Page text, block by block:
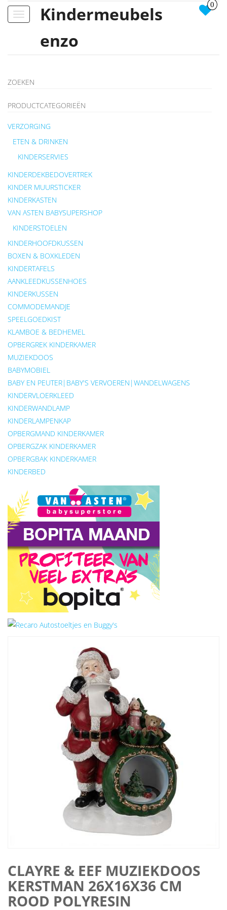
Toggle
Kindermeubels
enzo
0
ZOEKEN
PRODUCTCATEGORIEËN
VERZORGING
ETEN & DRINKEN
KINDERSERVIES
KINDERDEKBEDOVERTREK
KINDER MUURSTICKER
KINDERKASTEN
VAN ASTEN BABYSUPERSHOP
KINDERSTOELEN
KINDERHOOFDKUSSEN
BOXEN & BOXKLEDEN
KINDERTAFELS
AANKLEEDKUSSENHOES
KINDERKUSSEN
COMMODEMANDJE
SPEELGOEDKIST
KLAMBOE & BEDHEMEL
OPBERGREK KINDERKAMER
MUZIEKDOOS
BABYMOBIEL
BABY EN PEUTER|BABY'S VERVOEREN|WANDELWAGENS
KINDERVLOERKLEED
KINDERWANDLAMP
KINDERLAMPENKAP
OPBERGMAND KINDERKAMER
OPBERGZAK KINDERKAMER
OPBERGBAK KINDERKAMER
KINDERBED
CLAYRE & EEF MUZIEKDOOS
KERSTMAN 26X16X36 CM
ROOD POLYRESIN